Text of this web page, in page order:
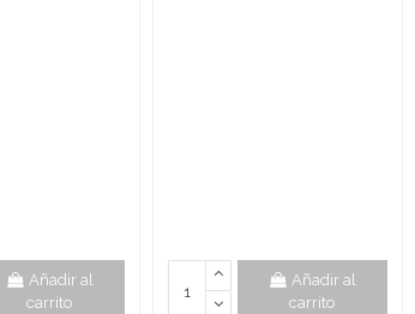
Añadir al
carrito
Añadir al
carrito